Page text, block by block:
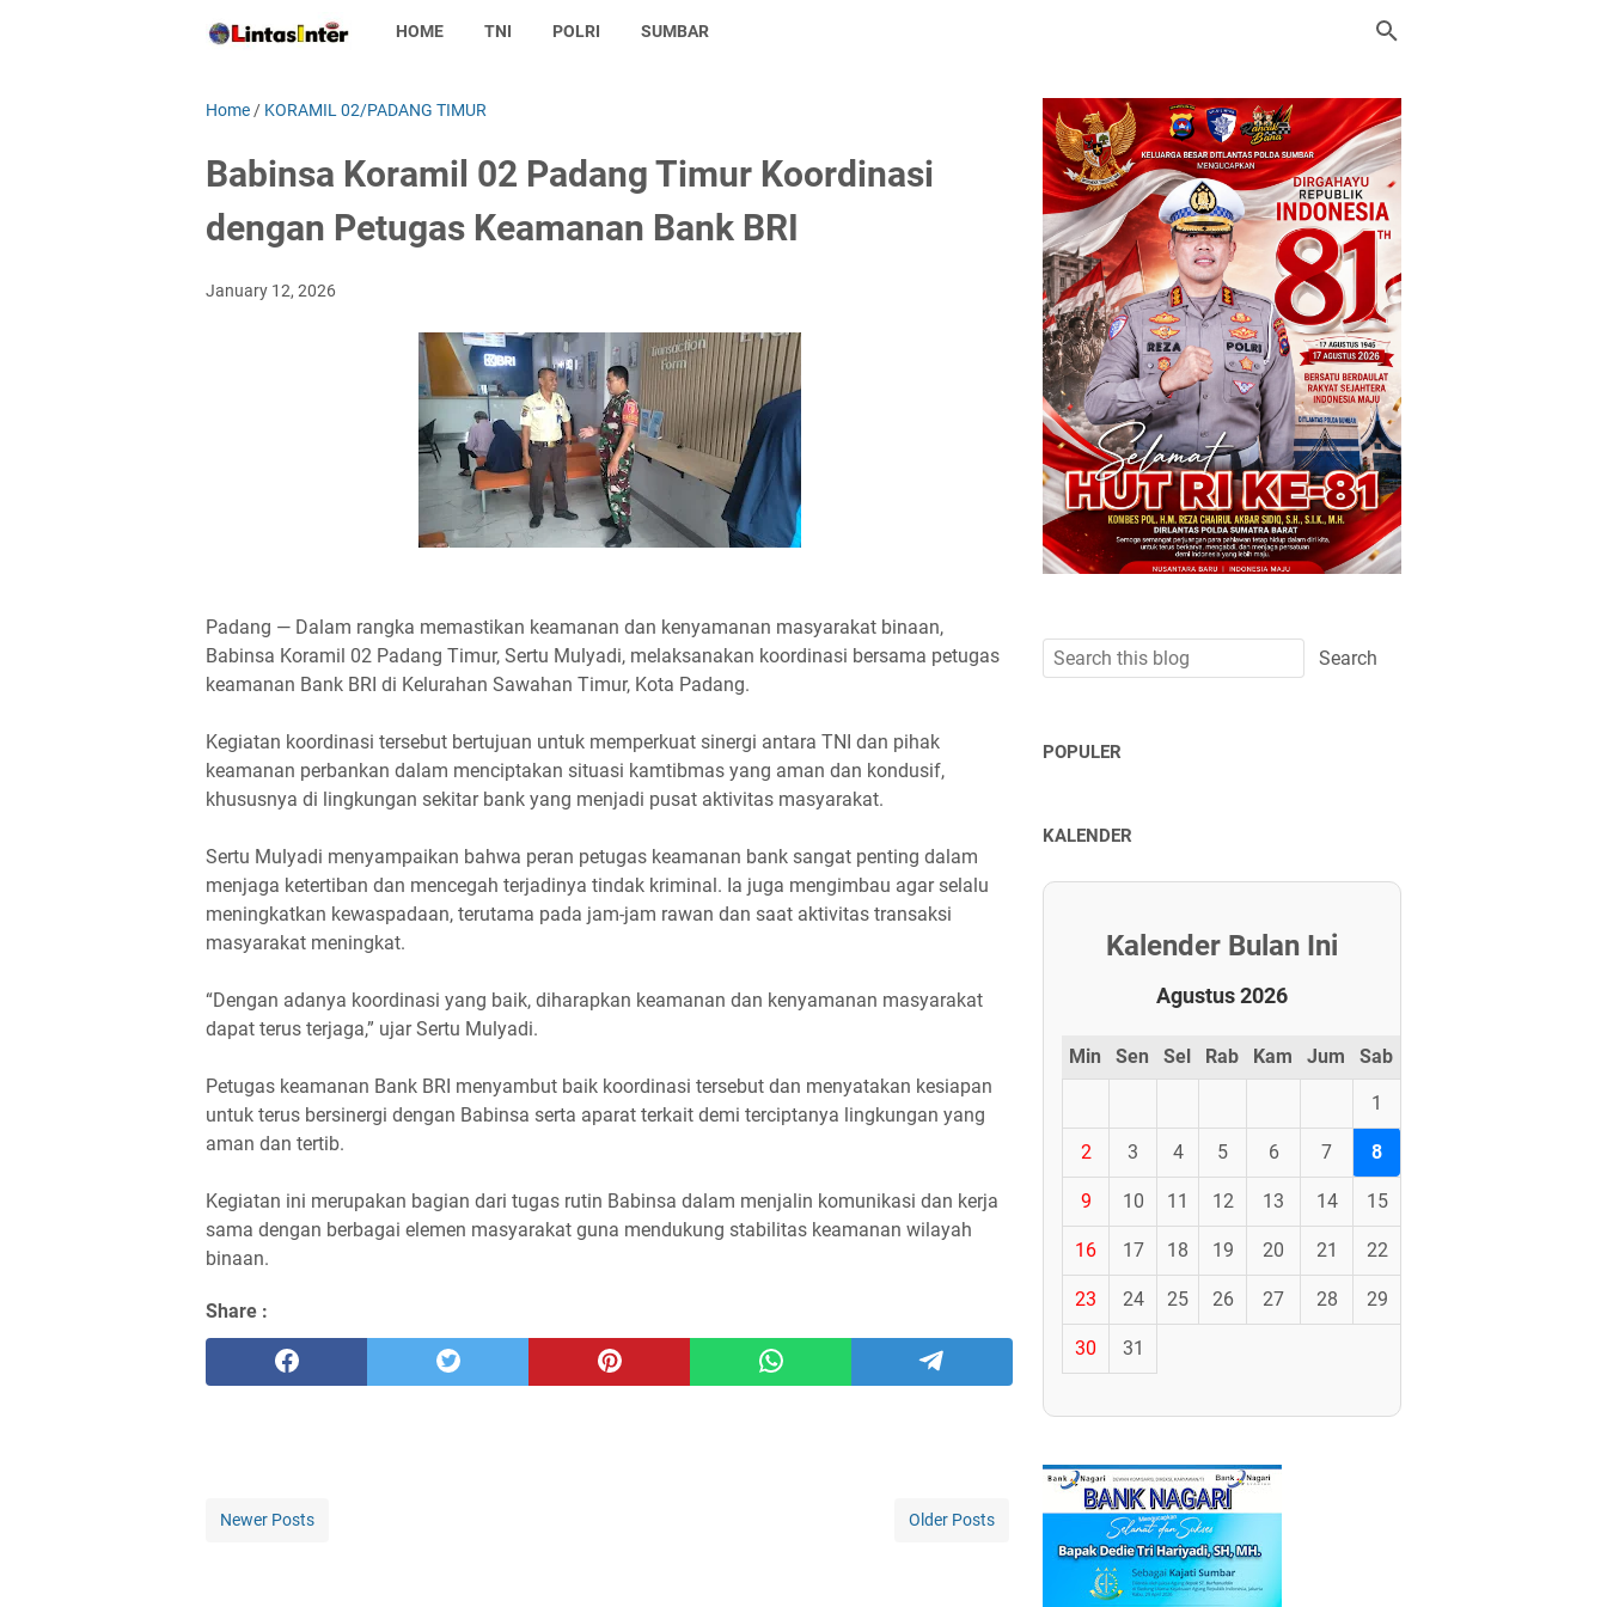
HOME TNI POLRI SUMBAR
Home / KORAMIL 02/PADANG TIMUR
Babinsa Koramil 02 Padang Timur Koordinasi
dengan Petugas Keamanan Bank BRI
January 12, 2026
Padang — Dalam rangka memastikan keamanan dan kenyamanan masyarakat binaan,
Babinsa Koramil 02 Padang Timur, Sertu Mulyadi, melaksanakan koordinasi bersama petugas
keamanan Bank BRI di Kelurahan Sawahan Timur, Kota Padang.
Kegiatan koordinasi tersebut bertujuan untuk memperkuat sinergi antara TNI dan pihak
keamanan perbankan dalam menciptakan situasi kamtibmas yang aman dan kondusif,
khususnya di lingkungan sekitar bank yang menjadi pusat aktivitas masyarakat.
Sertu Mulyadi menyampaikan bahwa peran petugas keamanan bank sangat penting dalam
menjaga ketertiban dan mencegah terjadinya tindak kriminal. Ia juga mengimbau agar selalu
meningkatkan kewaspadaan, terutama pada jam-jam rawan dan saat aktivitas transaksi
masyarakat meningkat.
“Dengan adanya koordinasi yang baik, diharapkan keamanan dan kenyamanan masyarakat
dapat terus terjaga,” ujar Sertu Mulyadi.
Petugas keamanan Bank BRI menyambut baik koordinasi tersebut dan menyatakan kesiapan
untuk terus bersinergi dengan Babinsa serta aparat terkait demi terciptanya lingkungan yang
aman dan tertib.
Kegiatan ini merupakan bagian dari tugas rutin Babinsa dalam menjalin komunikasi dan kerja
sama dengan berbagai elemen masyarakat guna mendukung stabilitas keamanan wilayah
binaan.
Share :
Newer Posts Older Posts
POPULER
KALENDER
Kalender Bulan Ini
Agustus 2026
Min Sen Sel Rab Kam Jum Sab
1
2 3 4 5 6 7 8
9 10 11 12 13 14 15
16 17 18 19 20 21 22
23 24 25 26 27 28 29
30 31